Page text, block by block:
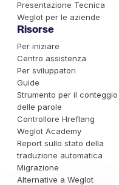
Presentazione Tecnica
Weglot per le aziende
Risorse
Per iniziare
Centro assistenza
Per sviluppatori
Guide
Strumento per il conteggio
delle parole
Controllore Hreflang
Weglot Academy
Report sullo stato della
traduzione automatica
Migrazione
Alternative a Weglot